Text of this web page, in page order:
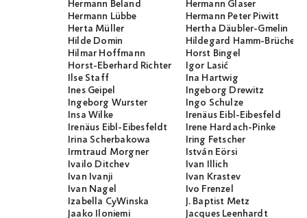
Hermann Beland
Hermann Glaser
Hermann Lübbe
Hermann Peter Piwitt
Herta Müller
Hertha Däubler-Gmelin
Hilde Domin
Hildegard Hamm-Brücher
Hilmar Hoffmann
Horst Bingel
Horst-Eberhard Richter
Igor Lasić
Ilse Staff
Ina Hartwig
Ines Geipel
Ingeborg Drewitz
Ingeborg Wurster
Ingo Schulze
Insa Wilke
Irenäus Eibl-Eibesfeld
Irenäus Eibl-Eibesfeldt
Irene Hardach-Pinke
Irina Scherbakowa
Iring Fetscher
Irmtraud Morgner
István Eörsi
Ivailo Ditchev
Ivan Illich
Ivan Ivanji
Ivan Krastev
Ivan Nagel
Ivo Frenzel
Izabella CyWinska
J. Baptist Metz
Jaako Iloniemi
Jacques Leenhardt